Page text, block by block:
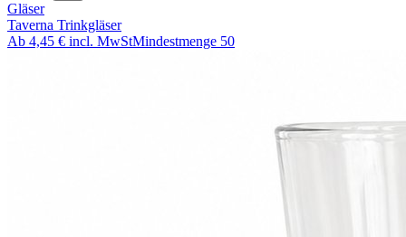
Gläser
Taverna Trinkgläser
Ab 4,45 € incl. MwStMindestmenge 50